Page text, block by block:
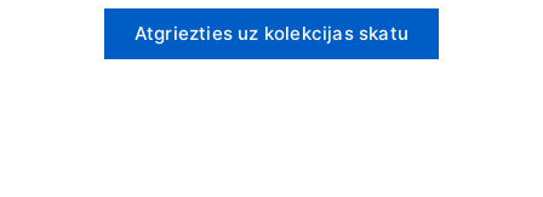
Atgriezties uz kolekcijas skatu